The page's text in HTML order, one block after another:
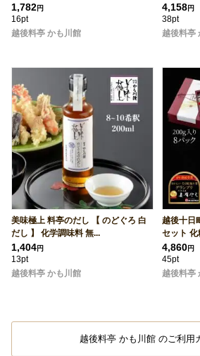
1,782円
16pt
越後料亭 かも川館
4,158円
38pt
越後料亭
美味極上 料亭のだし 【 のどぐろ 白
だし 】 化学調味料 無...
1,404円
13pt
越後料亭 かも川館
越後十日
セット 化
4,860円
45pt
越後料亭
越後料亭 かも川館 のご利用